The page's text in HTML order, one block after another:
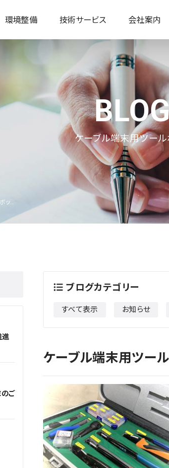
環境整備 技術サービス 会社案内
ケーブル端末用ツール
ッ…
ブログカテゴリー
すべて表示 お知らせ
ケーブル端末用ツー
進
ご